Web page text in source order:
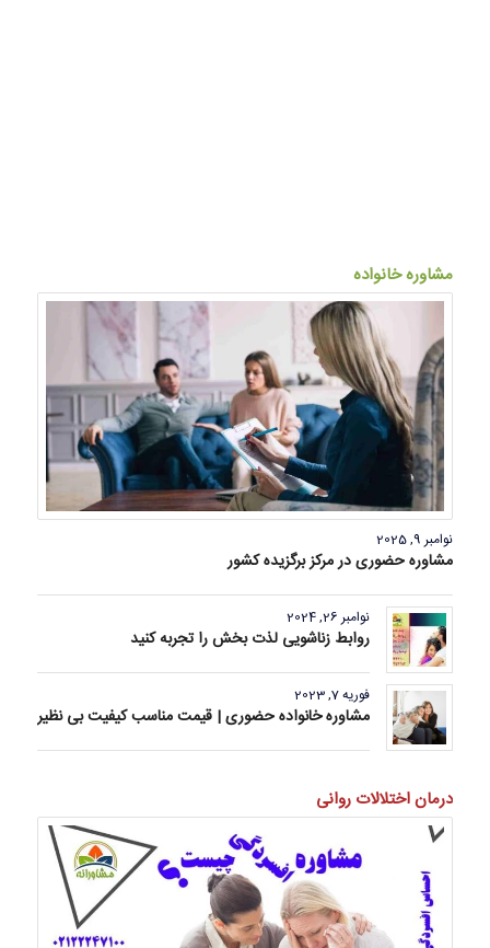
مشاوره خانواده
نوامبر 9, 2025
مشاوره حضوری در مرکز برگزیده کشور
نوامبر 26, 2024
روابط زناشویی لذت بخش را تجربه کنید
فوریه 7, 2023
مشاوره خانواده حضوری | قیمت مناسب کیفیت بی نظیر
درمان اختلالات روانی